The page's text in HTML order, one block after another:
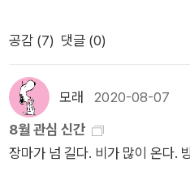
도 그랬던 듯 하다. 하지만 이 소
'소설 쓰기란 본래 그리 고상한 일
유명해지고 싶은 사람들이 하는
처럼, '남들에게 존경받기 위해,
리 알려지기 위해 글을 썼다고 말
00-101쪽) 문지혁이나 제임스 설
++ '우리는 아이온에 둘러싸인 채
양하고, 그 길에서 만나는 풍경은
게 나를 누군가와 이어준다.
은 4명의 주인공들이 주는 매력
는 문장력이나 후반부로 갈수록
인 성격 부여하는 것이 탁월했다
힘들었지만, 멀리서 보면 무명씨
물이 각자 복잡한 면이 있어 개성
나로 어려움을 겪으며 버티는 와
없다. 한국이라서, 고학력 여성
는 성립되지 않는다는 것. 미국의
이 교수지 그 안을 들여다보면 수
들을 하나하나 들여다보면 결국
아니라 도구로 보는 것이라는 생
학력 소모품.) 왜? 처우가 나빠도
공감 (7) 댓글 (0)
모래 2020-08-07
8월 관심 신간
장마가 넘 길다. 비가 많이 온다.